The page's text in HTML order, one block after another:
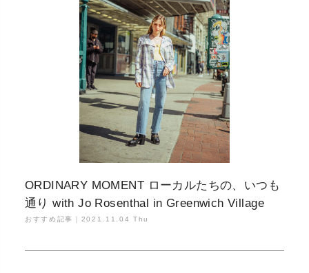
ORDINARY MOMENT ローカルたちの、いつも
通り with Jo Rosenthal in Greenwich Village
おすすめ記事｜ 2021.11.04 Thu